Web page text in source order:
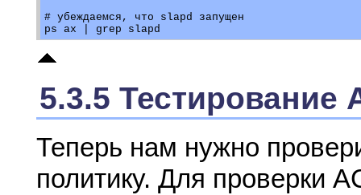
# убеждаемся, что slapd запущен
5.3.5 Тестирование
Теперь нам нужно
политику. Для проверки